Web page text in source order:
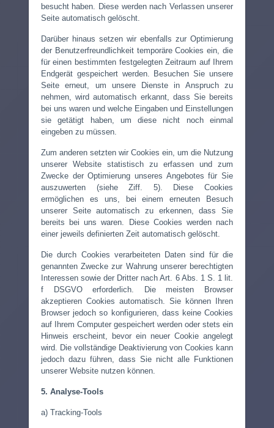
besucht haben. Diese werden nach Verlassen unserer
Seite automatisch gelöscht.
Darüber hinaus setzen wir ebenfalls zur Optimierung
der Benutzerfreundlichkeit temporäre Cookies ein, die
für einen bestimmten festgelegten Zeitraum auf Ihrem
Endgerät gespeichert werden. Besuchen Sie unsere
Seite erneut, um unsere Dienste in Anspruch zu
nehmen, wird automatisch erkannt, dass Sie bereits
bei uns waren und welche Eingaben und Einstellungen
sie getätigt haben, um diese nicht noch einmal
eingeben zu müssen.
Zum anderen setzten wir Cookies ein, um die Nutzung
unserer Website statistisch zu erfassen und zum
Zwecke der Optimierung unseres Angebotes für Sie
auszuwerten (siehe Ziff. 5). Diese Cookies
ermöglichen es uns, bei einem erneuten Besuch
unserer Seite automatisch zu erkennen, dass Sie
bereits bei uns waren. Diese Cookies werden nach
einer jeweils definierten Zeit automatisch gelöscht.
Die durch Cookies verarbeiteten Daten sind für die
genannten Zwecke zur Wahrung unserer berechtigten
Interessen sowie der Dritter nach Art. 6 Abs. 1 S. 1 lit.
f DSGVO erforderlich. Die meisten Browser
akzeptieren Cookies automatisch. Sie können Ihren
Browser jedoch so konfigurieren, dass keine Cookies
auf Ihrem Computer gespeichert werden oder stets ein
Hinweis erscheint, bevor ein neuer Cookie angelegt
wird. Die vollständige Deaktivierung von Cookies kann
jedoch dazu führen, dass Sie nicht alle Funktionen
unserer Website nutzen können.
5. Analyse-Tools
a) Tracking-Tools